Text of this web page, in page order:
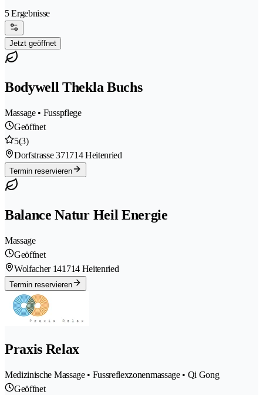
5 Ergebnisse
Jetzt geöffnet
Bodywell Thekla Buchs
Massage • Fusspflege
Geöffnet
5(3)
Dorfstrasse 371714 Heitenried
Termin reservieren
Balance Natur Heil Energie
Massage
Geöffnet
Wolfacher 141714 Heitenried
Termin reservieren
Praxis Relax
Medizinische Massage • Fussreflexzonenmassage • Qi Gong
Geöffnet